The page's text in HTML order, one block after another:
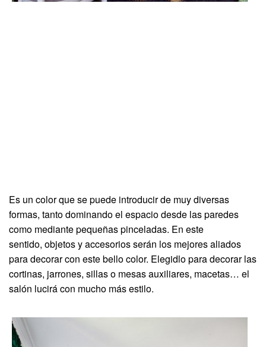
Es un color que se puede introducir de muy diversas
formas, tanto dominando el espacio desde las paredes
como mediante pequeñas pinceladas. En este
sentido, objetos y accesorios serán los mejores aliados
para decorar con este bello color. Elegidlo para decorar las
cortinas, jarrones, sillas o mesas auxiliares, macetas… el
salón lucirá con mucho más estilo.